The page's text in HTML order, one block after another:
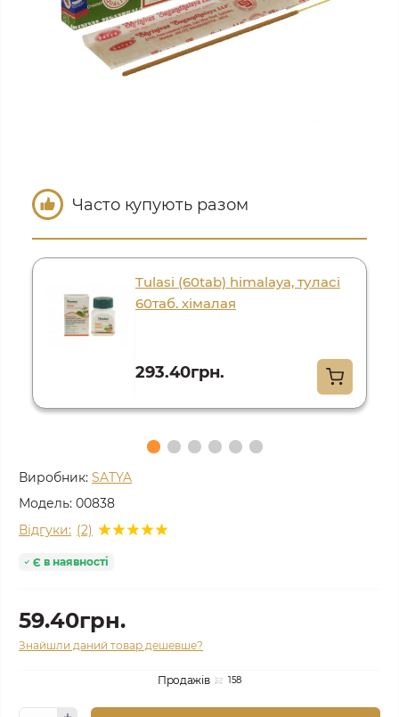
Часто купують разом
Tulasi (60tab) himalaya, туласі
60таб. хімалая
293.40грн.
Виробник: SATYA
Модель: 00838
Відгуки: (2)
Є в наявності
59.40грн.
Знайшли даний товар дешевше?
Продажів 158